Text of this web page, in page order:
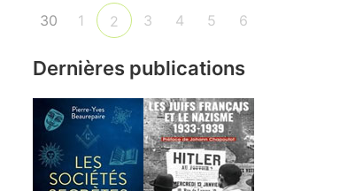
30
1 2 3 4 5 6
Dernières publications